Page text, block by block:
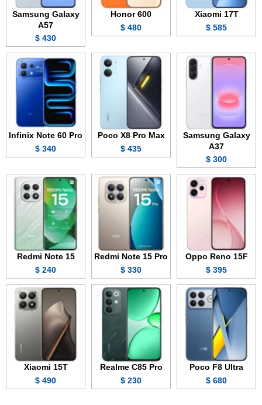
Xiaomi 17T
585 $
Honor 600
480 $
Samsung Galaxy
A57
430 $
Samsung Galaxy
A37
300 $
Poco X8 Pro Max
435 $
Infinix Note 60 Pro
340 $
Oppo Reno 15F
395 $
Redmi Note 15 Pro
330 $
Redmi Note 15
240 $
Poco F8 Ultra
680 $
Realme C85 Pro
230 $
Xiaomi 15T
490 $